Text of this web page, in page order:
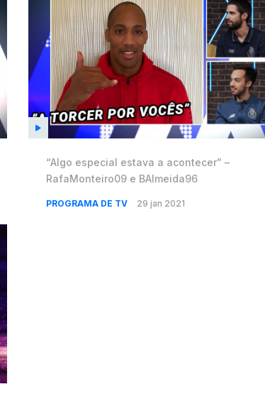
“Algo especial estava a acontecer” –
RafaMonteiro09 e BAlmeida96
PROGRAMA DE TV 29 jan 2021